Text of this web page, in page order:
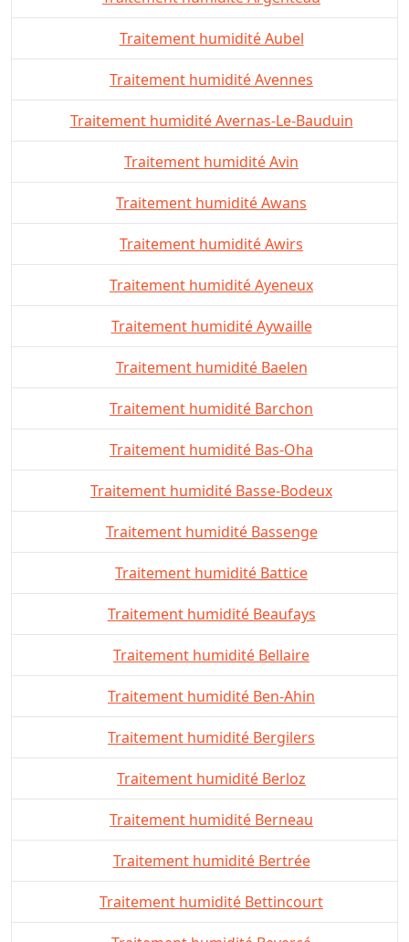
Traitement humidité Aubel
Traitement humidité Avennes
Traitement humidité Avernas-Le-Bauduin
Traitement humidité Avin
Traitement humidité Awans
Traitement humidité Awirs
Traitement humidité Ayeneux
Traitement humidité Aywaille
Traitement humidité Baelen
Traitement humidité Barchon
Traitement humidité Bas-Oha
Traitement humidité Basse-Bodeux
Traitement humidité Bassenge
Traitement humidité Battice
Traitement humidité Beaufays
Traitement humidité Bellaire
Traitement humidité Ben-Ahin
Traitement humidité Bergilers
Traitement humidité Berloz
Traitement humidité Berneau
Traitement humidité Bertrée
Traitement humidité Bettincourt